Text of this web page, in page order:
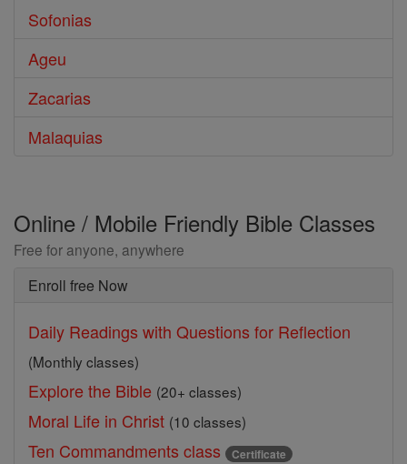
Sofonias
Ageu
Zacarias
Malaquias
Online / Mobile Friendly Bible Classes
Free for anyone, anywhere
Enroll free Now
Daily Readings with Questions for Reflection
(Monthly classes)
Explore the Bible (20+ classes)
Moral Life in Christ (10 classes)
Ten Commandments class Certificate